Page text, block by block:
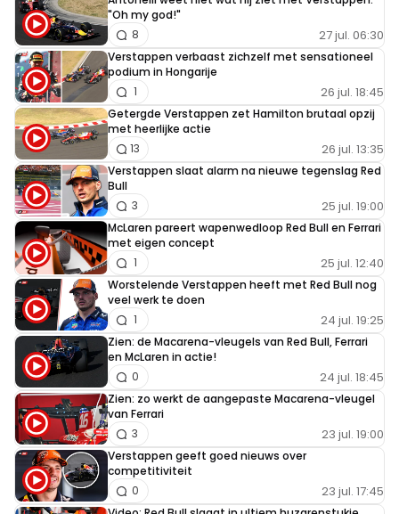
blijkt, later komt naar buiten dat zijn praatjes
gewoon feiten blijken. Vind zijn mening daarom altijd
zeer interessant.
Meepraten? Dat kan! Je hoeft je alleen maar aan te
melden met een RN365-account.
INLOGGEN AANMELDEN
"Oh my god!"
27 jul. 06:30
8
Verstappen verbaast zichzelf met sensationeel
podium in Hongarije
26 jul. 18:45
1
Getergde Verstappen zet Hamilton brutaal opzij
met heerlijke actie
26 jul. 13:35
13
Verstappen slaat alarm na nieuwe tegenslag Red
Bull
25 jul. 19:00
3
McLaren pareert wapenwedloop Red Bull en Ferrari
met eigen concept
25 jul. 12:40
1
Worstelende Verstappen heeft met Red Bull nog
veel werk te doen
24 jul. 19:25
1
Zien: de Macarena-vleugels van Red Bull, Ferrari
en McLaren in actie!
24 jul. 18:45
0
Zien: zo werkt de aangepaste Macarena-vleugel
van Ferrari
23 jul. 19:00
3
Verstappen geeft goed nieuws over
competitiviteit
23 jul. 17:45
0